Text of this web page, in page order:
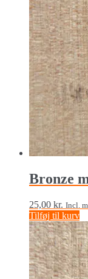
Bronze
25,00 kr. Incl.
Tilføj til kurv